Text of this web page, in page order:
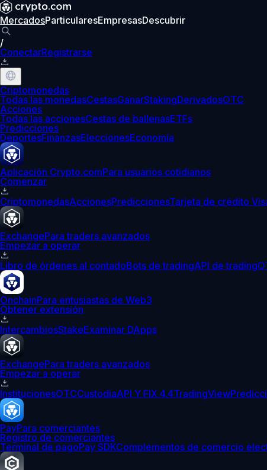
MercadosParticularesEmpresasDescubrir
/
ConectarRegistrarse
Criptomonedas
Todas las monedasCestasGanarStakingDerivadosOTC
Acciones
Todas las accionesCestas de ballenasETFs
Predicciones
DeportesFinanzasEleccionesEconomía
Aplicación Crypto.comPara usuarios cotidianos
Comenzar
CriptomonedasAccionesPrediccionesTarjeta de crédito
ExchangePara traders avanzados
Empezar a operar
Libro de órdenes al contadoBots de tradingAPI de trading
OnchainPara entusiastas de Web3
Obtener extensión
IntercambiosStakeExaminar DApps
ExchangePara traders avanzados
Empezar a operar
InstitucionesOTCCustodiaAPI Y FIX 4.4TradingView
PayPara comerciantes
Registro de comerciantes
Terminal de pagoPay SDKComplementos de comercio